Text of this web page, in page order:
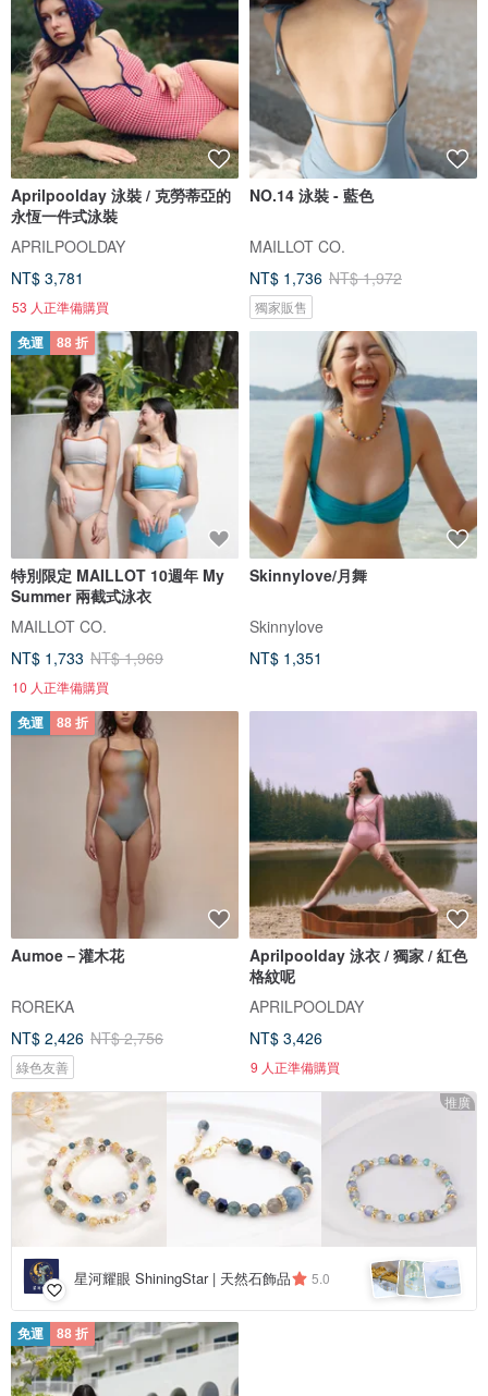
Aprilpoolday 泳裝 / 克勞蒂亞的
永恆一件式泳裝
APRILPOOLDAY
NT$ 3,781
53 人正準備購買
NO.14 泳裝 - 藍色
MAILLOT CO.
NT$ 1,736 NT$ 1,972
獨家販售
免運 88 折
特別限定 MAILLOT 10週年 My
Summer 兩截式泳衣
MAILLOT CO.
NT$ 1,733 NT$ 1,969
10 人正準備購買
Skinnylove/月舞
Skinnylove
NT$ 1,351
免運 88 折
Aumoe－灌木花
ROREKA
NT$ 2,426 NT$ 2,756
綠色友善
Aprilpoolday 泳衣 / 獨家 / 紅色
格紋呢
APRILPOOLDAY
NT$ 3,426
9 人正準備購買
推廣
星河耀眼 ShiningStar | 天然石飾品 5.0
免運 88 折